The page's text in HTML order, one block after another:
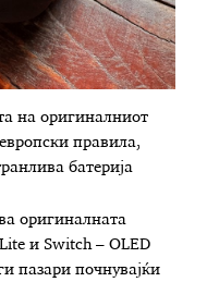
на оригиналниот
правила,
батерија
оригиналната
и Switch – OLED
пазари почнувајќи